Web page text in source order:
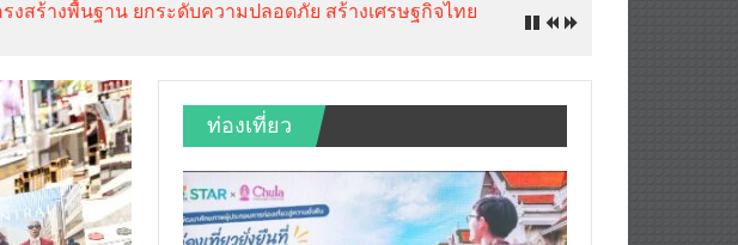
สร้างพื้นฐาน ยกระดับความปลอดภัย สร้างเศรษฐกิจไทย
ท่องเที่ยว